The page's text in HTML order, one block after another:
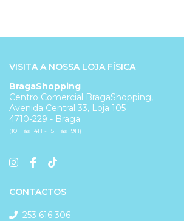
VISITA A NOSSA LOJA FÍSICA
BragaShopping
Centro Comercial BragaShopping,
Avenida Central 33, Loja 105
4710-229 - Braga
(10H às 14H - 15H às 19H)
CONTACTOS
253 616 306